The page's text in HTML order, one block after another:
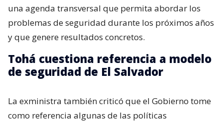
una agenda transversal que permita abordar los
problemas de seguridad durante los próximos años
y que genere resultados concretos.
Tohá cuestiona referencia a modelo
de seguridad de El Salvador
La exministra también criticó que el Gobierno tome
como referencia algunas de las políticas